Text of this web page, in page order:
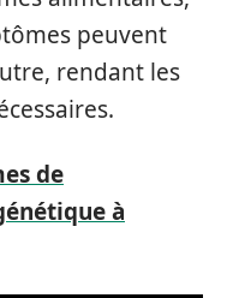
peuvent
rendant les
de
à